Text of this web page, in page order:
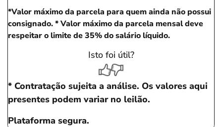
*Valor máximo da parcela para quem ainda não possui
consignado.* Valor máximo da parcela mensal deve
respeitar o limite de 35% do salário líquido.
Isto foi útil?
* Contratação sujeita a análise. Os valores aqui
presentes podem variar no leilão.
Plataforma segura.